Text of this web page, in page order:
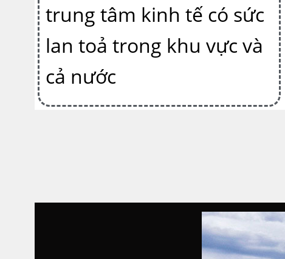
trung tâm kinh tế có sức
lan toả trong khu vực và
cả nước